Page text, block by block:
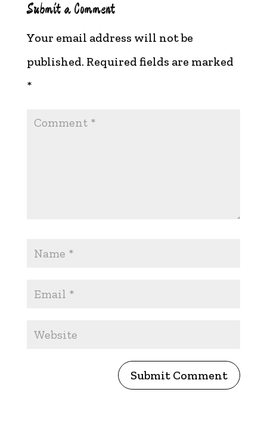
Submit a Comment
Your email address will not be
published. Required fields are marked
*
Submit Comment